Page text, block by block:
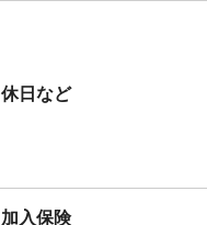
休日など
加入保険